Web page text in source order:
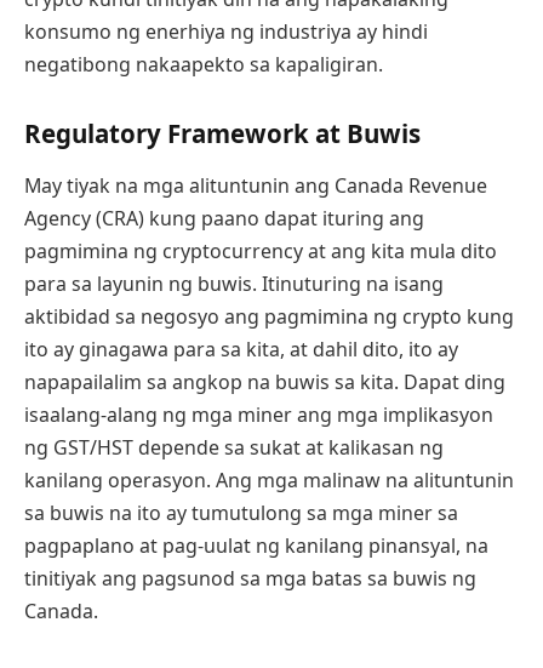
konsumo ng enerhiya ng industriya ay hindi
negatibong nakaapekto sa kapaligiran.
Regulatory Framework at Buwis
May tiyak na mga alituntunin ang Canada Revenue
Agency (CRA) kung paano dapat ituring ang
pagmimina ng cryptocurrency at ang kita mula dito
para sa layunin ng buwis. Itinuturing na isang
aktibidad sa negosyo ang pagmimina ng crypto kung
ito ay ginagawa para sa kita, at dahil dito, ito ay
napapailalim sa angkop na buwis sa kita. Dapat ding
isaalang-alang ng mga miner ang mga implikasyon
ng GST/HST depende sa sukat at kalikasan ng
kanilang operasyon. Ang mga malinaw na alituntunin
sa buwis na ito ay tumutulong sa mga miner sa
pagpaplano at pag-uulat ng kanilang pinansyal, na
tinitiyak ang pagsunod sa mga batas sa buwis ng
Canada.